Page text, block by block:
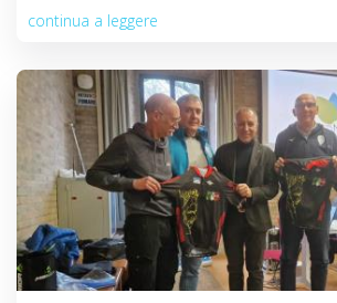
continua a leggere